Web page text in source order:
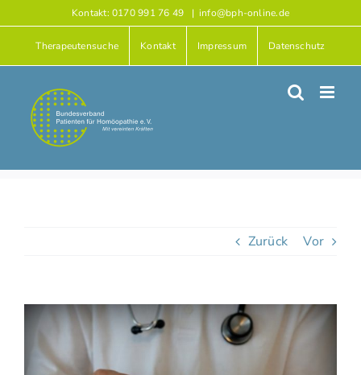
Inhalt
springen
Kontakt: 0170 991 76 49 | info@bph-online.de
Therapeutensuche Kontakt Impressum Datenschutz
Zurück Vor